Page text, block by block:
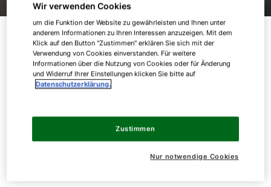
Immer an Ihrer Seite
Hohe Qualität in allen Bereichen ist uns
besonders wichtig. Ein Partner zu sein, auf den
Werkskundendienst steht Ihnen jederzeit mit Rat
und Tat zur Seite. Entdecken Sie auf der Service
Service, Downloads, Smarthome, 5 Jahre
Wir verwenden Cookies
um die Funktion der Website zu gewährleisten und Ihnen unter
anderem Informationen zu Ihren Interessen anzuzeigen. Mit dem
Klick auf den Button "Zustimmen" erklären Sie sich mit der
Verwendung von Cookies einverstanden. Für weitere
Informationen über die Nutzung von Cookies oder für Änderung
und Widerruf Ihrer Einstellungen klicken Sie bitte auf
Datenschutzerklärung.
Nur notwendige Cookies
Zustimmen